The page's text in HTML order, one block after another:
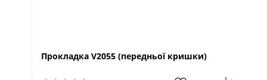
Прокладка V2055 (передньої кришки)